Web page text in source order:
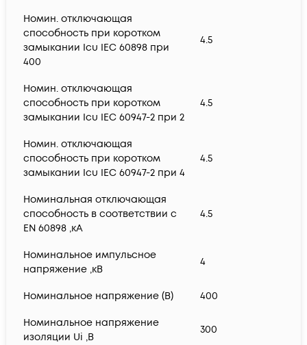
Номин. отключающая
способность при коротком
замыкании Icu IEC 60898 при
400
4.5
Номин. отключающая
способность при коротком
замыкании Icu IEC 60947-2 при 2
4.5
Номин. отключающая
способность при коротком
замыкании Icu IEC 60947-2 при 4
4.5
Номинальная отключающая
способность в соответствии с
EN 60898 ,кА
4.5
Номинальное импульсное
напряжение ,кВ
4
Номинальное напряжение (В) 400
Номинальное напряжение
изоляции Ui ,В
300